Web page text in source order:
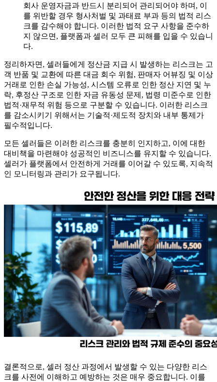
회사 운영자금과 반드시 분리되어 관리되어야 하며, 이
를 위반할 경우 형사처벌 및 과태료 부과 등의 법적 리스
크를 감수해야 합니다. 이러한 법적 요구 사항을 준수하
지 않으면, 플랫폼과 셀러 모두 큰 피해를 입을 수 있습니
다.
정리하자면, 셀러들에게 정산금 지급 시 발생하는 리스크는 고
객 반품 및 교환에 따른 대금 회수 위험, 판매자 어뷰징 및 이상
거래로 인한 손실 가능성, 시스템 오류로 인한 정산 지연 및 누
락, 후정산 구조로 인한 자금 유동성 문제, 법령 미준수로 인한
법적·재무적 위험 등으로 구분할 수 있습니다. 이러한 리스크
를 감소시키기 위해서는 기술적·제도적 장치와 내부 통제가
필수적입니다.
모든 셀러들은 이러한 리스크를 충분히 인지하고, 이에 대한
대비책을 마련해야 성공적인 비즈니스를 유지할 수 있습니다.
셀러가 플랫폼에서 안전하게 거래를 이어갈 수 있도록, 지속적
인 모니터링과 관리가 요구됩니다.
결론적으로, 셀러 정산 과정에서 발생할 수 있는 다양한 리스
크를 사전에 이해하고 예방하는 것은 매우 중요합니다. 이를